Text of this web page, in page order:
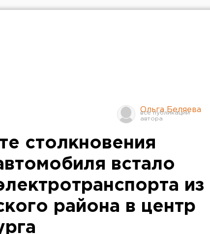
Ольга Беляева
столкновения
встало
из
района в центр